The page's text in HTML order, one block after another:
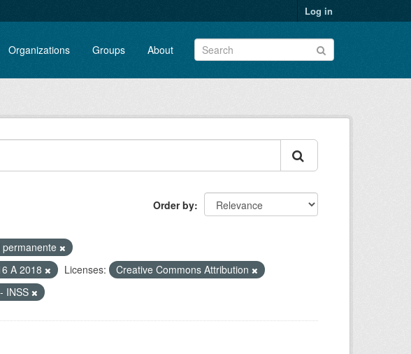
Log in
Organizations Groups About
Order by
permanente
A 2018 Licenses:
Creative Commons Attribution
INSS